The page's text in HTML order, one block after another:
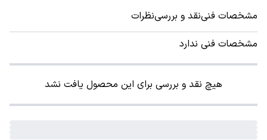
مشخصات فنینقد و بررسینظرات
مشخصات فنی ندارد
هیچ نقد و بررسی برای این محصول یافت نشد